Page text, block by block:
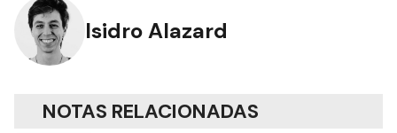
Isidro Alazard
NOTAS RELACIONADAS